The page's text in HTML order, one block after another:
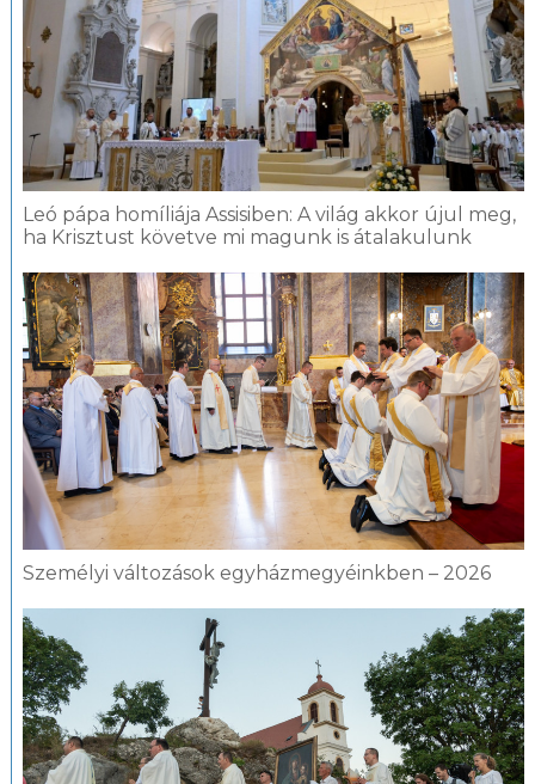
Leó pápa homíliája Assisiben: A világ akkor újul meg,
ha Krisztust követve mi magunk is átalakulunk
Személyi változások egyházmegyéinkben – 2026